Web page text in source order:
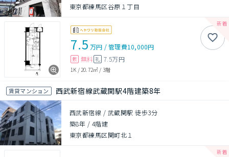
東京都練馬区谷原１丁目
7.5 万円 /管理費10,000円
敷 無料 礼 7.5万円
1K /20.72㎡ / 3階
賃貸マンション 西武新宿線武蔵関駅4階建築8年
西武新宿線 / 武蔵関駅 徒歩3分
築8年 / 4階建
東京都練馬区関町北１